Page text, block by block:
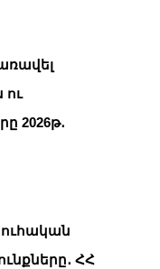
ու
2026թ․
ՀՀ